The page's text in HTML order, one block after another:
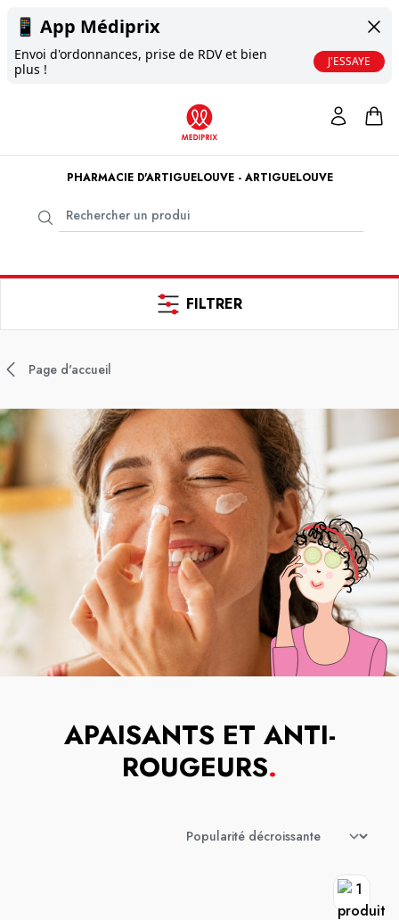
📱 App Médiprix
Envoi d'ordonnances, prise de RDV et bien
plus !
J'ESSAYE
PHARMACIE D'ARTIGUELOUVE - ARTIGUELOUVE
FILTRER
Page d'accueil
APAISANTS ET ANTI-
ROUGEURS.